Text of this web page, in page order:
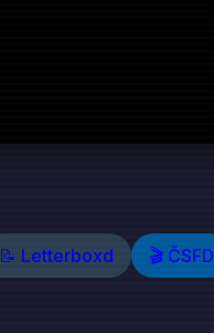
📝 Letterboxd 🎬 ČSFD